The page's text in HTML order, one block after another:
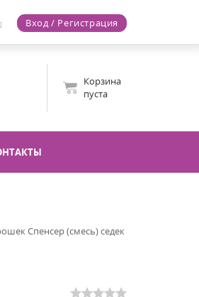
Вход / Регистрация
Корзина
пуста
Спенсер (смесь) седек